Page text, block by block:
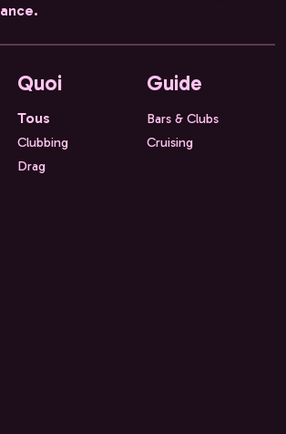
Quoi
Tous
Clubbing
Drag
Guide
Bars & Clubs
Cruising